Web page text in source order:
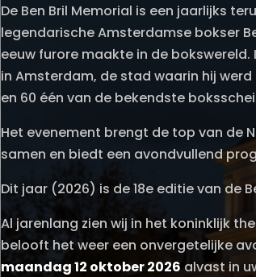
De Ben Bril Memorial is een jaarlijks
legendarische Amsterdamse bokser
eeuw furore maakte in de bokswereld.
in Amsterdam, de stad waarin hij werd
en 60 één van de bekendste
Het evenement brengt de top van de
samen en biedt een avondvullend
Dit jaar (2026) is de 18e editie van de
Al jarenlang zien wij in het koninklijk
belooft het weer een onvergetelijke
maandag 12 oktober 2026 alvast in